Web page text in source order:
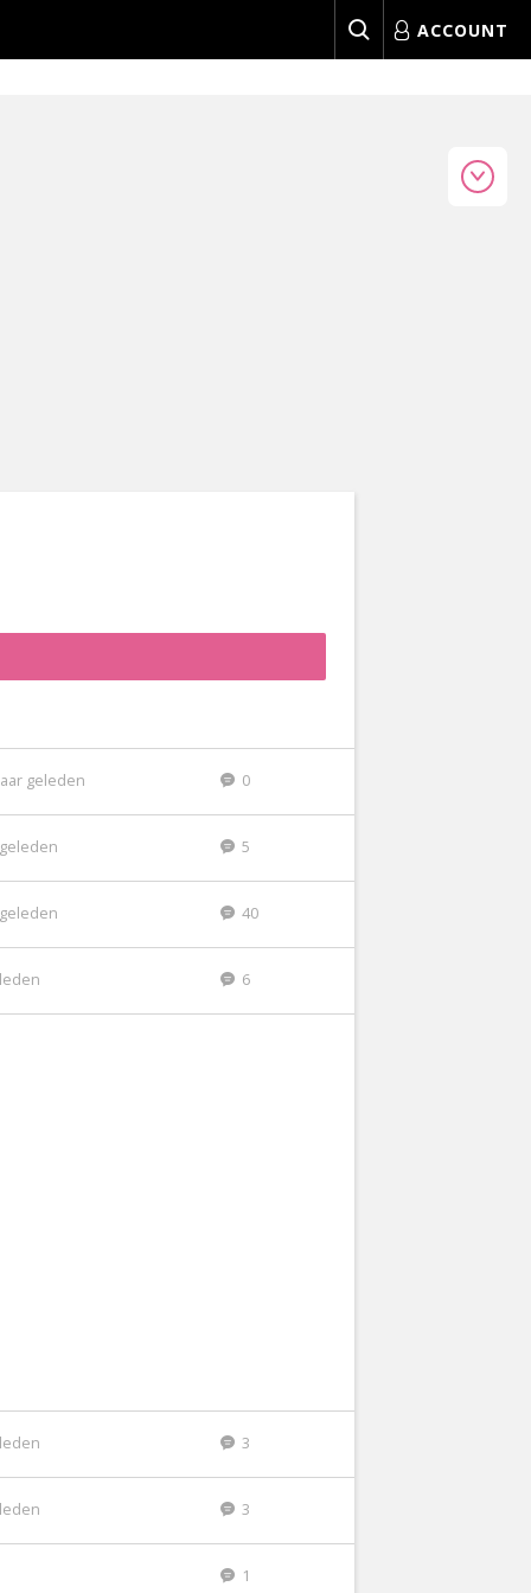
ACCOUNT
geleden 0
5
40
6
3
3
1